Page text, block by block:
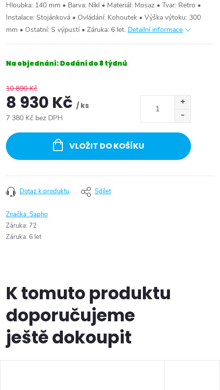
Hloubka: 140 mm • Barva: Nikl • Materiál: Mosaz • Tvar: Retro •
Instalace: Stojánková • Ovládání: Kohoutek • Výška výtoku: 300
mm • Ostatní: S výpustí • Záruka: 6 let. Detailní informace
Na objednání: Dodání do 8 týdnů
10 890 Kč
8 930 Kč / ks
7 380 Kč bez DPH
cena:
VLOŽIT DO KOŠÍKU
Dotaz k produktu Sdílet
Značka:Sapho
Záruka: 72
Záruka: 6 let
K tomuto produktu
doporučujeme
ještě dokoupit